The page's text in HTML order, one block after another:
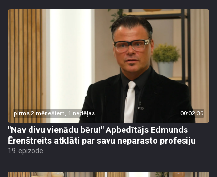
pirms 2 mēnešiem, 1 nedēļas 00:02:36
"Nav divu vienādu bēru!" Apbedītājs Edmunds
Ērenštreits atklāti par savu neparasto profesiju
19. epizode